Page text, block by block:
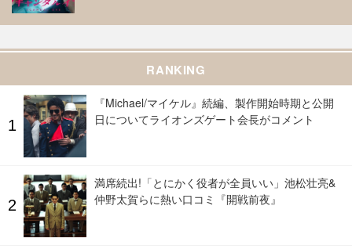
RANKING
『Michael/マイケル』続編、製作開始時期と公開
日についてライオンズゲート会長がコメント
満席続出!「とにかく役者が全員いい」池松壮亮&
仲野太賀らに熱い口コミ『開戦前夜』